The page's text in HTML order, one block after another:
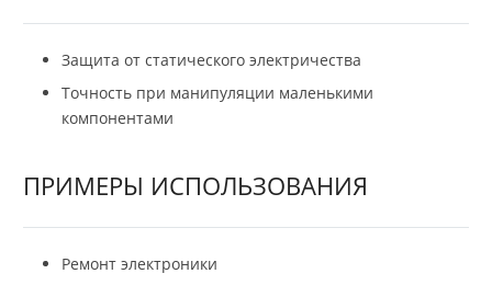
Защита от статического электричества
Точность при манипуляции маленькими
компонентами
ПРИМЕРЫ ИСПОЛЬЗОВАНИЯ
Ремонт электроники